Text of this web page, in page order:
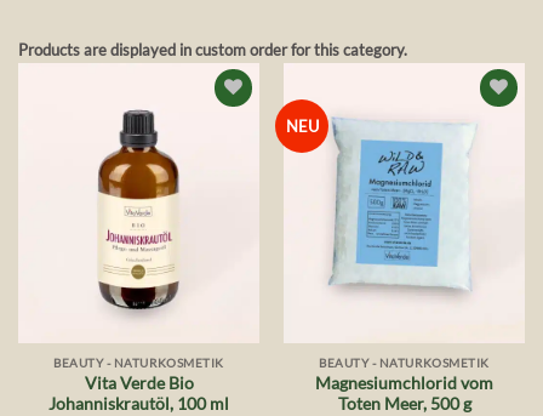
Products are displayed in custom order for this category.
BEAUTY - NATURKOSMETIK
Vita Verde Bio
Johanniskrautöl, 100 ml
NEU
Auf die
Wunschliste
BEAUTY - NATURKOSMETIK
Magnesiumchlorid vom
Toten Meer, 500 g